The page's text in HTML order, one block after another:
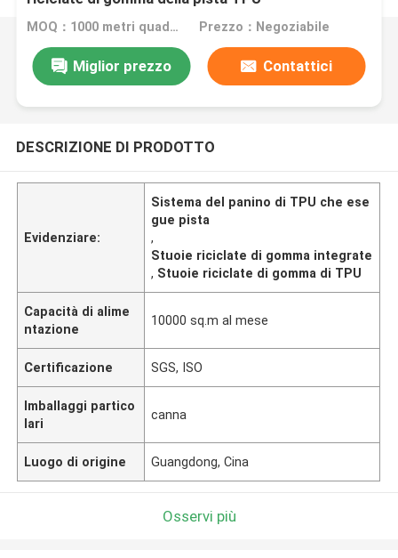
MOQ：1000 metri quadrati Prezzo：Negoziabile
Miglior prezzo Contattici
DESCRIZIONE DI PRODOTTO
Evidenziare:
Sistema del panino di TPU che ese
gue pista
,
Stuoie riciclate di gomma integrate
, Stuoie riciclate di gomma di TPU
Capacità di alime
ntazione
10000 sq.m al mese
Certificazione SGS, ISO
Imballaggi partico
lari
canna
Luogo di origine Guangdong, Cina
Osservi più